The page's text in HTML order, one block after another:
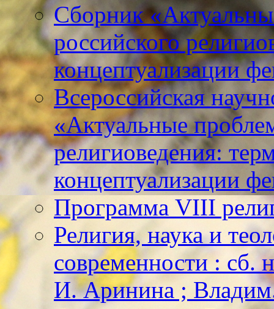
Сборник
российского
концептуализации
Всероссийская
«Актуальные
религиоведения:
концептуализации
Программа VIII
Религия, наука и
современности : сб.
И. Аринина ;